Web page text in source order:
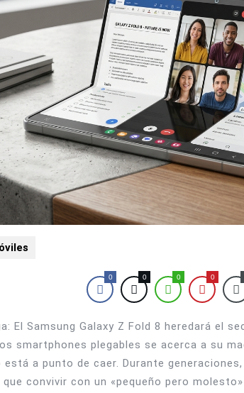
0 0 0 0
El Samsung Galaxy Z Fold 8 heredará el
smartphones plegables se acerca a su
a punto de caer. Durante
convivir con un «pequeño pero